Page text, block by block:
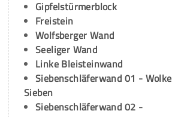
Gipfelstürmerblock
Freistein
Wolfsberger Wand
Seeliger Wand
Linke Bleisteinwand
Siebenschläferwand 01 - Wolke
Sieben
Siebenschläferwand 02 -